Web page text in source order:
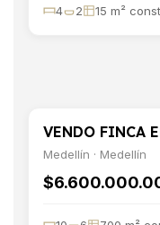
4 2 15 m²
VENTA
VENDO FINCA
Medellín · Medellín